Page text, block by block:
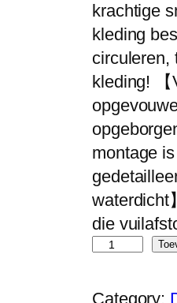
krachtige
kleding
circuleren,
kleding!
montage
waterdicht
die
K
e
Category: